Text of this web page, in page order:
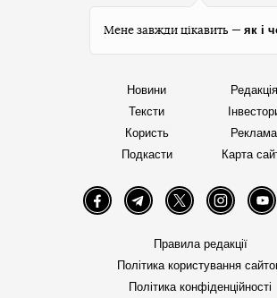
Мене завжди цікавить — як і
Новини
Тексти
Користь
Подкасти
Редакція
Реклама
Карта
FacebookTelegramTwitter Instagram
Правила редакції
Політика користування
Політика конфіденційності